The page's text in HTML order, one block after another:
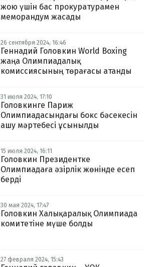
жою үшін бас прокуратурамен
меморандум жасады
26 сентября 2024, 16:46
Геннадий Головкин World Boxing
жаңа Олимпиадалық
комиссиясының төрағасы атанды
31 июля 2024, 17:10
Головкинге Париж
Олимпиадасындағы бокс бәсекесін
ашу мәртебесі ұсынылды
15 июля 2024, 16:11
Головкин Президентке
Олимпиадаға әзірлік жөнінде есеп
берді
30 мая 2024, 17:47
Головкин Халықаралық Олимпиада
комитетіне мүше болды
27 февраля 2024, 15:43